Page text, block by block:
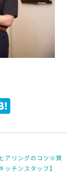
e
n
a
アリングのコツ※質
チンスタッフ】